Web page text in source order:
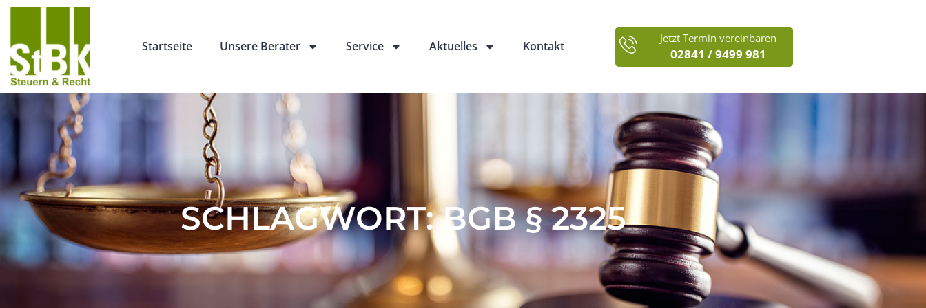
Startseite Unsere Berater Service Aktuelles Kontakt
Jetzt Termin vereinbaren
02841 / 9499 981
SCHLAGWORT: BGB § 2325